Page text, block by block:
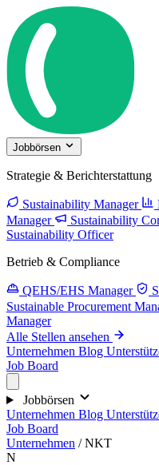
Jobbörsen
Strategie & Berichterstattung
Sustainability Manager
Manager
Sustainability
Sustainability Officer
Betrieb & Compliance
QEHS/EHS Manager
Sustainable Procurement
Manager
Alle Stellen ansehen
Unternehmen Blog
Job Board
Jobbörsen
Unternehmen Blog
Job Board
Unternehmen / NKT
N